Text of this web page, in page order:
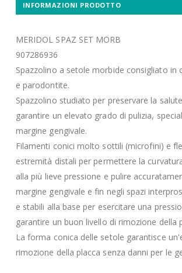
INFORMAZIONI PRODOTTO
MERIDOL SPAZ SET MORB
907286936
Spazzolino a setole morbide consigliato in
e parodontite.
Spazzolino studiato per preservare la
garantire un elevato grado di pulizia,
margine gengivale.
Filamenti conici molto sottili (microfini) e
estremità distali per permettere la
alla più lieve pressione e pulire
margine gengivale e fin negli spazi
e stabili alla base per esercitare una
garantire un buon livello di rimozione della
La forma conica delle setole garantisce
rimozione della placca senza danni per le